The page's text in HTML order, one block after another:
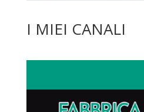
I MIEI CANALI